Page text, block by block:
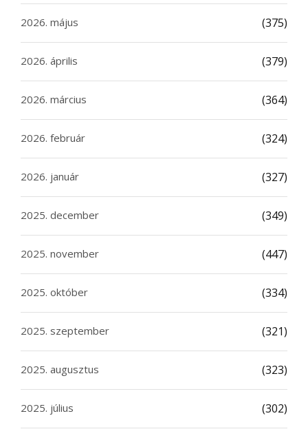
2026. május (375)
2026. április (379)
2026. március (364)
2026. február (324)
2026. január (327)
2025. december (349)
2025. november (447)
2025. október (334)
2025. szeptember (321)
2025. augusztus (323)
2025. július (302)